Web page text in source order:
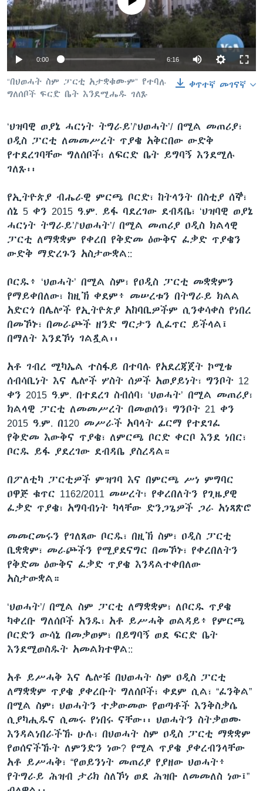
ቋንቋዎች
0:00 6:16
ቀጥተኛ መገናኛ
“በህወሓት ስም ፓርቲ አታቋቁሙም” የተባሉ
ግለሰቦች ፍርድ ቤት እንደሚሔዱ ገለጹ
‘ህዝባዊ ወያኔ ሓርነት ትግራይ’/‘ህወሓት’/ በሚል መጠሪያ፣
ዐዲስ ፓርቲ ለመመሥረት ጥያቄ አቅርበው ውድቅ
የተደረገባቸው ግለሰቦች፣ ለፍርድ ቤት ይግባኝ እንደሚሉ
ገለጹ፡፡
የኢትዮጵያ ብሔራዊ ምርጫ ቦርድ፣ ከትላንት በስቲያ ሰኞ፣
ሰኔ 5 ቀን 2015 ዓ.ም. ይፋ ባደረገው ደብዳቤ፣ ‘ህዝባዊ ወያኔ
ሓርነት ትግራይ’/‘ህወሓት’/ በሚል መጠሪያ ዐዲስ ክልላዊ
ፓርቲ ለማቋቋም የቀረበ የቅድመ ዕውቅና ፈቃድ ጥያቄን
ውድቅ ማድረጉን አስታውቋል::
ቦርዱ፥ ‘ህወሓት’ በሚል ስም፣ የዐዲስ ፓርቲ መቋቋምን
የማይቀበለው፣ ከዚኽ ቀደም፥ መሠረቱን በትግራይ ክልል
አድርጎ በሌሎች የኢትዮጵያ አከባቢዎችም ሲንቀሳቀስ የነበረ
በመኾኑ፣ በመራጮች ዘንድ ግርታን ሊፈጥር ይችላል፤
በማለት እንደኾነ ገልጿል፡፡
አቶ ገብረ ሚካኤል ተስፋይ በተባሉ የአደረጃጀት ኮሚቴ
ሰብሳቢነት እና ሌሎች ሦስት ሰዎች አወያይነት፣ ግንቦት 12
ቀን 2015 ዓ.ም. በተደረገ ስብሰባ፣ ‘ህወሓት’ በሚል መጠሪያ፣
ክልላዊ ፓርቲ ለመመሥረት በመወሰን፣ ግንቦት 21 ቀን
2015 ዓ.ም. በ120 መሥራች አባላት ፊርማ የተደገፈ
የቅድመ እውቅና ጥያቄ፣ ለምርጫ ቦርድ ቀርቦ እንደ ነበር፣
ቦርዱ ይፋ ያደረገው ደብዳቤ ያስረዳል።
በፖለቲካ ፓርቲዎች ምዝገባ እና በምርጫ ሥነ ምግባር
ዐዋጅ ቁጥር 1162/2011 መሠረት፣ የቀረበለትን የጊዜያዊ
ፈቃድ ጥያቄ፣ አግባብነት ካላቸው ድንጋጌዎች ጋራ አነጻጽሮ
መመርመሩን የገለጸው ቦርዱ፣ በዚኽ ስም፣ ዐዲስ ፓርቲ
ቢቋቋም፣ መራጮችን የሚያደናግር በመኾኑ፣ የቀረበለትን
የቅድመ ዕውቅና ፈቃድ ጥያቄ እንዳልተቀበለው
አስታውቋል።
‘ህወሓት’/ በሚል ስም ፓርቲ ለማቋቋም፣ ለቦርዱ ጥያቄ
ካቀረቡ ግለሰቦች አንዱ፣ አቶ ይሥሓቅ ወልዳይ፥ የምርጫ
ቦርድን ውሳኔ በመቃወም፣ በይግባኝ ወደ ፍርድ ቤት
እንደሚወስዱት አመልክተዋል::
አቶ ይሥሓቅ እና ሌሎቹ በህወሓት ስም ዐዲስ ፓርቲ
ለማቋቋም ጥያቄ ያቀረቡት ግለሰቦች፣ ቀደም ሲል፣ “ፈንቅል”
በሚል ስም፣ ህወሓትን ተቃውመው የወጣቶች እንቅስቃሴ
ሲያካሒዱና ሲመሩ የነበሩ ናቸው፡፡ ህወሓትን ስትቃወሙ
እንዳልነበራችኹ ሁሉ፣ በህወሓት ስም ዐዲስ ፓርቲ ማቋቋም
የወሰናችኹት ለምንድን ነው? የሚል ጥያቄ ያቀረብንላቸው
አቶ ይሥሓቅ፣ “የወይንነት መጠሪያ የያዘው ህወሓት፥
የትግራይ ሕዝብ ታሪክ ስለኾነ ወደ ሕዝቡ ለመመለስ ነው፤”